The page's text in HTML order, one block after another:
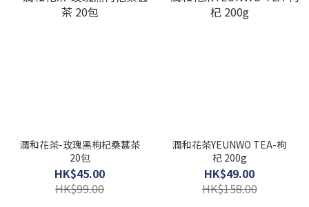
潤和花茶-玫瑰黑枸杞桑葚茶
20包
HK$45.00
HK$99.00
潤和花茶YEUNWO TEA-枸
杞 200g
HK$49.00
HK$158.00